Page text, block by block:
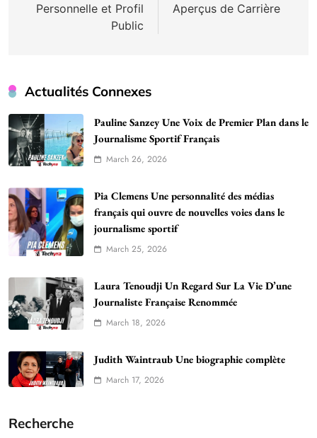
Personnelle et Profil
Public
Aperçus de Carrière
Actualités Connexes
Pauline Sanzey Une Voix de Premier Plan dans le
Journalisme Sportif Français
March 26, 2026
Pia Clemens Une personnalité des médias
français qui ouvre de nouvelles voies dans le
journalisme sportif
March 25, 2026
Laura Tenoudji Un Regard Sur La Vie D’une
Journaliste Française Renommée
March 18, 2026
Judith Waintraub Une biographie complète
March 17, 2026
Recherche